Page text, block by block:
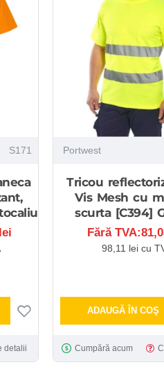
S171
detalii
Portwest
Tricou
Vis Mesh cu
scurta [C394]
Fără
98,11 lei cu
ADAUGĂ ÎN COŞ
Cumpără acum